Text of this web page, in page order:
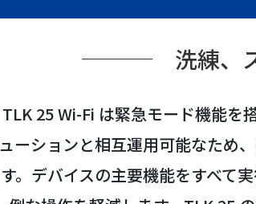
洗練、
TLK 25 Wi-Fi は緊急モード機能を
ューションと相互運用可能なため
す。デバイスの主要機能をすべて